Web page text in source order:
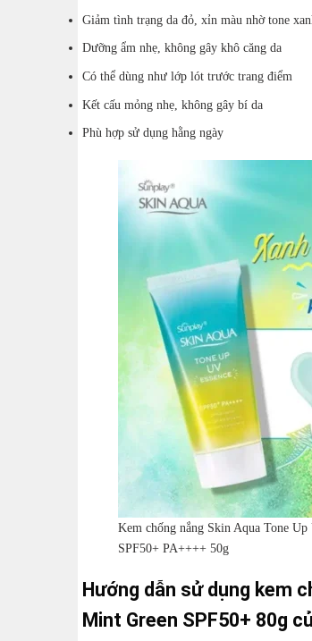
Giảm tình trạng da đỏ, xỉn màu nhờ tone
Dưỡng ẩm nhẹ, không gây khô căng da
Có thể dùng như lớp lót trước trang điểm
Kết cấu mỏng nhẹ, không gây bí da
Phù hợp sử dụng hằng ngày
Kem chống nắng Skin Aqua Tone Up
SPF50+ PA++++ 50g
Hướng dẫn sử dụng kem
Mint Green SPF50+ 80g